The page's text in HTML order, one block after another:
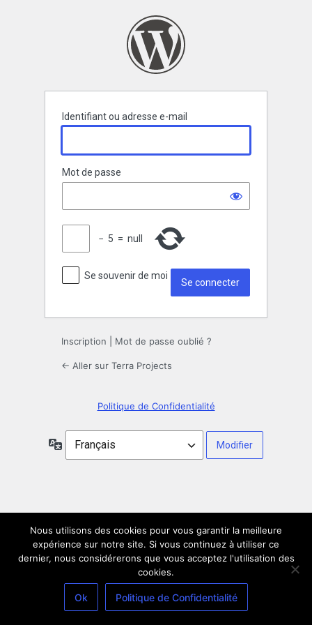
Identifiant ou adresse e-mail
Mot de passe
− 5 = null
Se souvenir de moi
Inscription Mot de passe oublié ?
← Aller sur Terra Projects
Politique de Confidentialité
Langue
Nous utilisons des cookies pour vous garantir la meilleure
expérience sur notre site. Si vous continuez à utiliser ce
dernier, nous considérerons que vous acceptez l'utilisation des
cookies.
Ok Politique de Confidentialité